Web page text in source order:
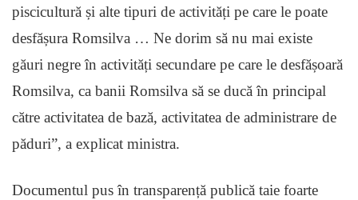
piscicultură și alte tipuri de activități pe care le poate
desfășura Romsilva … Ne dorim să nu mai existe
găuri negre în activități secundare pe care le desfășoară
Romsilva, ca banii Romsilva să se ducă în principal
către activitatea de bază, activitatea de administrare de
păduri”, a explicat ministra.
Documentul pus în transparență publică taie foarte